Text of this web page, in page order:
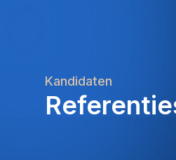
Kandidaten